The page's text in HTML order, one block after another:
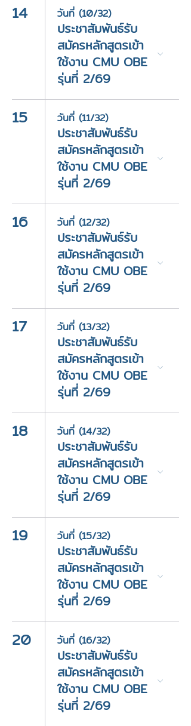
14 วันที่ (10/32)
ประชาสัมพันธ์รับ
สมัครหลักสูตรเข้า
ใช้งาน CMU OBE
รุ่นที่ 2/69
15 วันที่ (11/32)
ประชาสัมพันธ์รับ
สมัครหลักสูตรเข้า
ใช้งาน CMU OBE
รุ่นที่ 2/69
16 วันที่ (12/32)
ประชาสัมพันธ์รับ
สมัครหลักสูตรเข้า
ใช้งาน CMU OBE
รุ่นที่ 2/69
17 วันที่ (13/32)
ประชาสัมพันธ์รับ
สมัครหลักสูตรเข้า
ใช้งาน CMU OBE
รุ่นที่ 2/69
18 วันที่ (14/32)
ประชาสัมพันธ์รับ
สมัครหลักสูตรเข้า
ใช้งาน CMU OBE
รุ่นที่ 2/69
19 วันที่ (15/32)
ประชาสัมพันธ์รับ
สมัครหลักสูตรเข้า
ใช้งาน CMU OBE
รุ่นที่ 2/69
20 วันที่ (16/32)
ประชาสัมพันธ์รับ
สมัครหลักสูตรเข้า
ใช้งาน CMU OBE
รุ่นที่ 2/69